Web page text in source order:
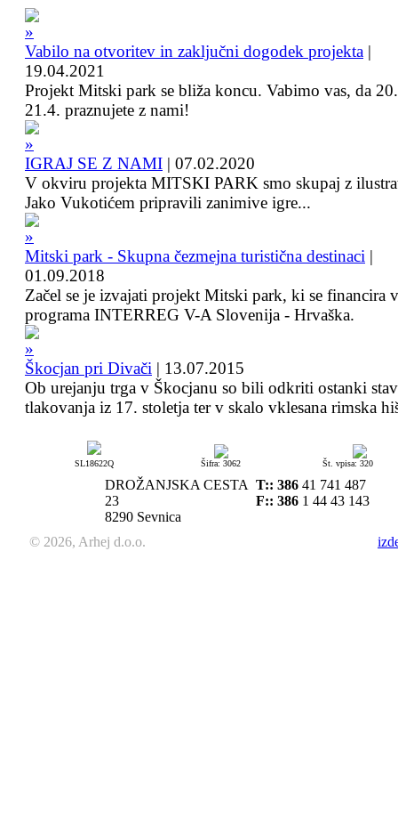
Vabilo na otvoritev in zaključni dogodek projekta |
19.04.2021
Projekt Mitski park se bliža koncu. Vabimo vas, da
21.4. praznujete z nami!
IGRAJ SE Z NAMI | 07.02.2020
V okviru projekta MITSKI PARK smo skupaj z
Jako Vukotićem pripravili zanimive igre...
Mitski park - Skupna čezmejna turistična destinaci |
01.09.2018
Začel se je izvajati projekt Mitski park, ki se financira
programa INTERREG V-A Slovenija - Hrvaška.
Škocjan pri Divači | 13.07.2015
Ob urejanju trga v Škocjanu so bili odkriti ostanki
tlakovanja iz 17. stoletja ter v skalo vklesana rimska
SL18622Q Šifra: 3062 Št. vpisa: 320
DROŽANJSKA CESTA
23
8290 Sevnica
T:: 386 41 741 487
F:: 386 1 44 43 143
© 2026, Arhej d.o.o.